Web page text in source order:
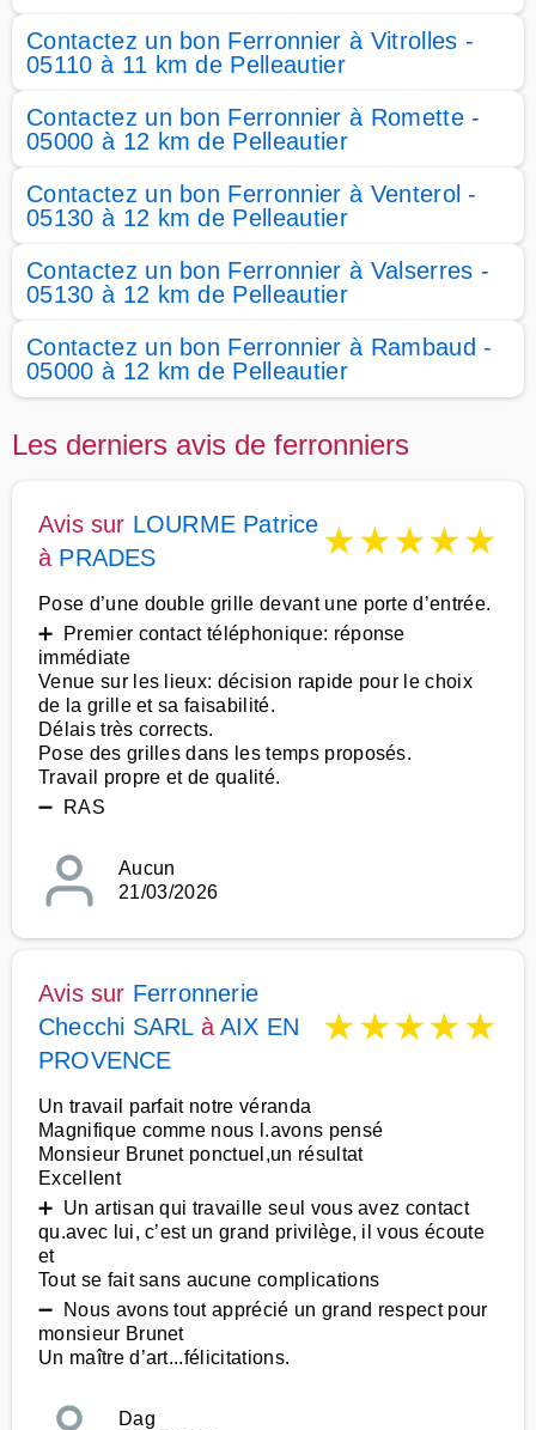
Contactez un bon Ferronnier à Vitrolles -
05110 à 11 km de Pelleautier
Contactez un bon Ferronnier à Romette -
05000 à 12 km de Pelleautier
Contactez un bon Ferronnier à Venterol -
05130 à 12 km de Pelleautier
Contactez un bon Ferronnier à Valserres -
05130 à 12 km de Pelleautier
Contactez un bon Ferronnier à Rambaud -
05000 à 12 km de Pelleautier
Les derniers avis de ferronniers
Avis sur LOURME Patrice
à PRADES ★★★★★
Pose d’une double grille devant une porte d’entrée.
➕ Premier contact téléphonique: réponse
immédiate
Venue sur les lieux: décision rapide pour le choix
de la grille et sa faisabilité.
Délais très corrects.
Pose des grilles dans les temps proposés.
Travail propre et de qualité.
➖ RAS
Aucun
21/03/2026
Avis sur Ferronnerie
Checchi SARLàAIX EN
PROVENCE
★★★★★
Un travail parfait notre véranda
Magnifique comme nous l.avons pensé
Monsieur Brunet ponctuel,un résultat
Excellent
➕ Un artisan qui travaille seul vous avez contact
qu.avec lui, c’est un grand privilège, il vous écoute
et
Tout se fait sans aucune complications
➖ Nous avons tout apprécié un grand respect pour
monsieur Brunet
Un maître d’art...félicitations.
Dag